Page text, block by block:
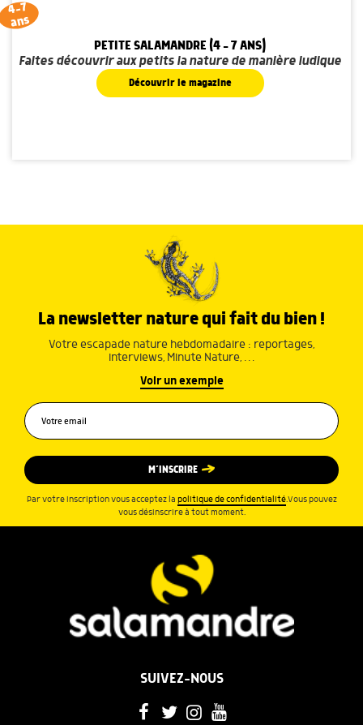
4-7
ans
PETITE SALAMANDRE (4 - 7 ANS)
Faites découvrir aux petits la nature de manière ludique
Découvrir le magazine
La newsletter nature qui fait du bien !
Votre escapade nature hebdomadaire : reportages,
interviews, Minute Nature, …
Voir un exemple
M’INSCRIRE
Par votre inscription vous acceptez la politique de confidentialité.Vous pouvez
vous désinscrire à tout moment.
SUIVEZ-NOUS